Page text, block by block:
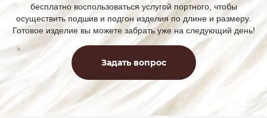
бесплатно воспользоваться услугой портного, чтобы
осуществить подшив и подгон изделия по длине и размеру.
Готовое изделие вы можете забрать уже на следующий день!
Задать вопрос